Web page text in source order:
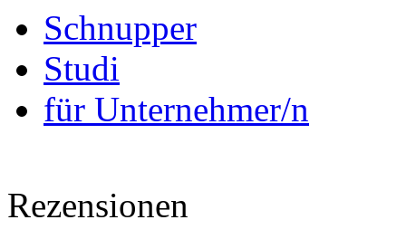
Schnupper
Studi
für Unternehmer/n
Rezensionen